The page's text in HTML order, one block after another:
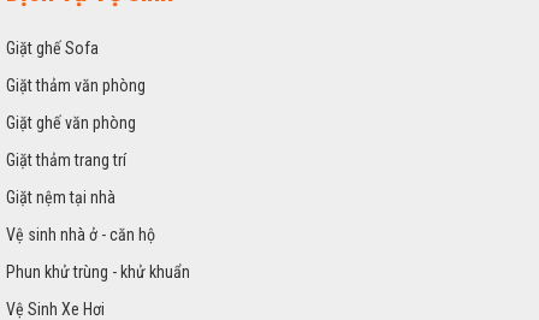
Giặt ghế Sofa
Giặt thảm văn phòng
Giặt ghế văn phòng
Giặt thảm trang trí
Giặt nệm tại nhà
Vệ sinh nhà ở - căn hộ
Phun khử trùng - khử khuẩn
Vệ Sinh Xe Hơi